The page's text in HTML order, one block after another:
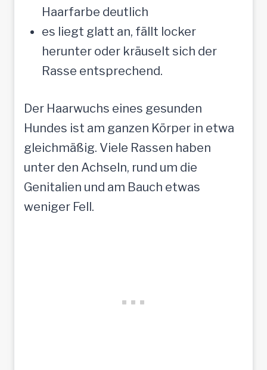
Haarfarbe deutlich
es liegt glatt an, fällt locker
herunter oder kräuselt sich der
Rasse entsprechend.
Der Haarwuchs eines gesunden
Hundes ist am ganzen Körper in etwa
gleichmäßig. Viele Rassen haben
unter den Achseln, rund um die
Genitalien und am Bauch etwas
weniger Fell.